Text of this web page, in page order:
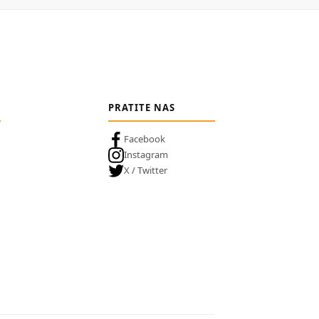
PRATITE NAS
Facebook
Instagram
X / Twitter